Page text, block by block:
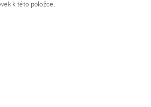
k této položce.